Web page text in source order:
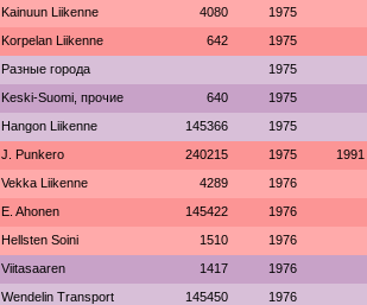
Kainuun Liikenne 4080 1975
Korpelan Liikenne 642 1975
Разные города 1975
Keski-Suomi, прочие 640 1975
Hangon Liikenne 145366 1975
J. Punkero 240215 1975 1991
Vekka Liikenne 4289 1976
E. Ahonen 145422 1976
Hellsten Soini 1510 1976
Viitasaaren 1417 1976
Wendelin Transport 145450 1976